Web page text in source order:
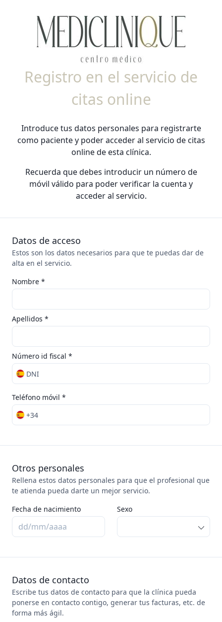
Registro en el servicio de
citas online
Introduce tus datos personales para registrarte
como paciente y poder acceder al servicio de citas
online de esta clínica.
Recuerda que debes introducir un número de
móvil válido para poder verificar la cuenta y
acceder al servicio.
Datos de acceso
Estos son los datos necesarios para que te puedas dar de
alta en el servicio.
Nombre *
Apellidos *
Número id fiscal *
DNI
Teléfono móvil *
+34
Otros personales
Rellena estos datos personales para que el profesional que
te atienda pueda darte un mejor servicio.
Fecha de nacimiento
Sexo
Datos de contacto
Escribe tus datos de contacto para que la clínica pueda
ponerse en contacto contigo, generar tus facturas, etc. de
forma más ágil.